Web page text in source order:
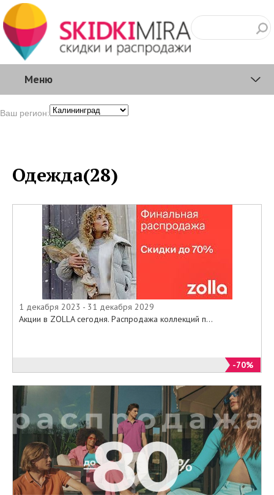
Меню
Ваш регион:
Одежда(28)
1 декабря 2023 - 31 декабря 2029
Акции в ZOLLA сегодня. Распродажа коллекций п...
-70%